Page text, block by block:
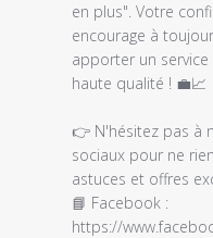
commentaire
personnalisé
Mon
2023
en plus". Votre
encourage à
apporter un
haute qualité ! 💼📈
👉 N'hésitez pas à
sociaux pour ne
astuces et offres
📘 Facebook :
https://